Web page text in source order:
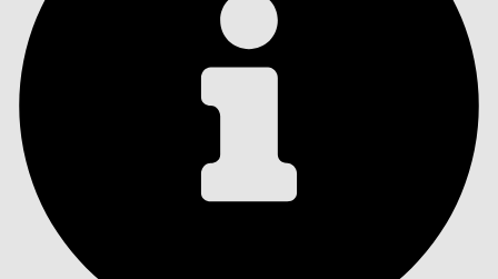
Índice de materias
ÍNDICE DE MATERIAS
Buscar